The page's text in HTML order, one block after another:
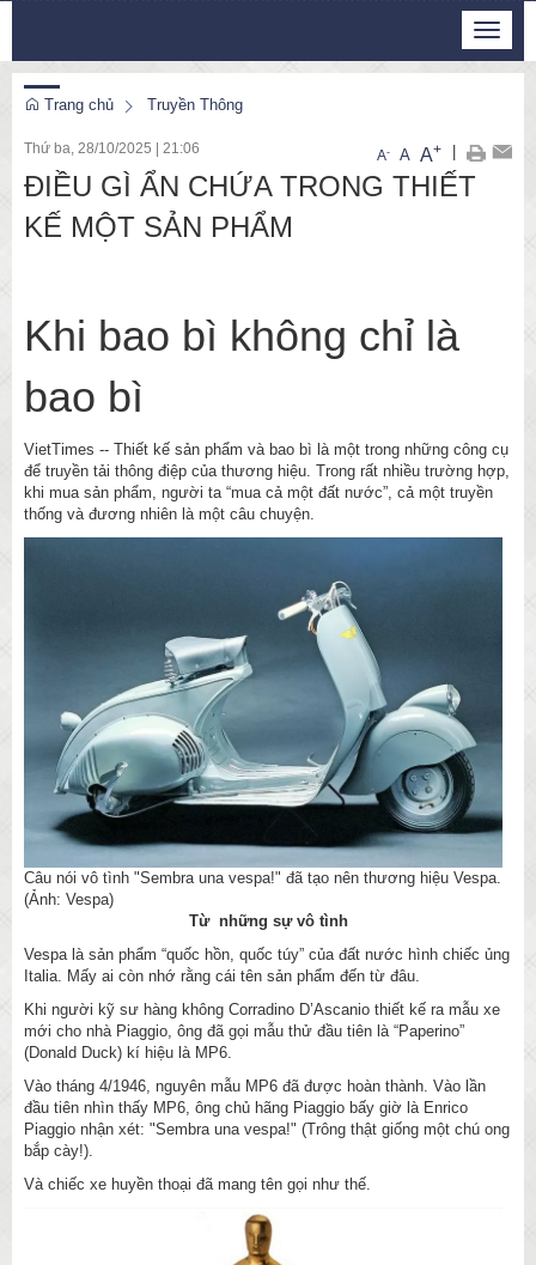
Toggle
Trang chủ Truyền Thông
Thứ ba, 28/10/2025 21:06 A- A A+
ĐIỀU GÌ ẨN CHỨA TRONG THIẾT
KẾ MỘT SẢN PHẨM
Khi bao bì không chỉ là
bao bì
VietTimes -- Thiết kế sản phẩm và bao bì là một trong những công cụ
để truyền tải thông điệp của thương hiệu. Trong rất nhiều trường hợp,
khi mua sản phẩm, người ta “mua cả một đất nước”, cả một truyền
thống và đương nhiên là một câu chuyện.
Câu nói vô tình "Sembra una vespa!" đã tạo nên thương hiệu Vespa.
(Ảnh: Vespa)
Từ những sự vô tình
Vespa là sản phẩm “quốc hồn, quốc túy” của đất nước hình chiếc ủng
Italia. Mấy ai còn nhớ rằng cái tên sản phẩm đến từ đâu.
Khi người kỹ sư hàng không Corradino D’Ascanio thiết kế ra mẫu xe
mới cho nhà Piaggio, ông đã gọi mẫu thử đầu tiên là “Paperino”
(Donald Duck) kí hiệu là MP6.
Vào tháng 4/1946, nguyên mẫu MP6 đã được hoàn thành. Vào lần
đầu tiên nhìn thấy MP6, ông chủ hãng Piaggio bấy giờ là Enrico
Piaggio nhận xét: "Sembra una vespa!" (Trông thật giống một chú ong
bắp cày!).
Và chiếc xe huyền thoại đã mang tên gọi như thế.